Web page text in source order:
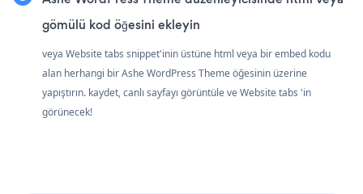
gömülü kod öğesini ekleyin
veya Website tabs snippet'inin üstüne html veya bir embed kodu
alan herhangi bir Ashe WordPress Theme öğesinin üzerine
yapıştırın. kaydet, canlı sayfayı görüntüle ve Website tabs 'in
görünecek!